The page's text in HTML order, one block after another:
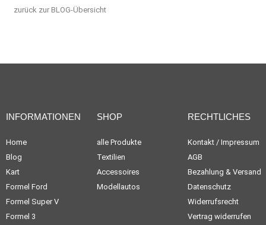
zurück zur BLOG-Übersicht
INFORMATIONEN
Home
Blog
Kart
Formel Ford
Formel Super V
Formel 3
SHOP
alle Produkte
Textilien
Accessoires
Modellautos
RECHTLICHES
Kontakt / Impressum
AGB
Bezahlung & Versand
Datenschutz
Widerrufsrecht
Vertrag widerrufen